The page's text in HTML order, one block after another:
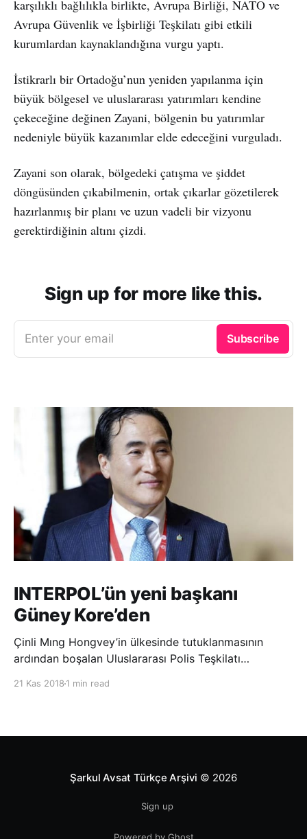
karşılıklı bağlılıkla birlikte, Avrupa Birliği, NATO ve
Avrupa Güvenlik ve İşbirliği Teşkilatı gibi etkili
kurumlardan kaynaklandığına vurgu yaptı.
İstikrarlı bir Ortadoğu’nun yeniden yapılanma için
büyük bölgesel ve uluslararası yatırımları kendine
çekeceğine değinen Zayani, bölgenin bu yatırımlar
nedeniyle büyük kazanımlar elde edeceğini vurguladı.
Zayani son olarak, bölgedeki çatışma ve şiddet
döngüsünden çıkabilmenin, ortak çıkarlar gözetilerek
hazırlanmış bir planı ve uzun vadeli bir vizyonu
gerektirdiğinin altını çizdi.
Sign up for more like this.
Enter your email Subscribe
INTERPOL’ün yeni başkanı
Güney Kore’den
Çinli Mıng Hongvey’in ülkesinde tutuklanmasının
ardından boşalan Uluslararası Polis Teşkilatı
21 Kas 2018 1 min read
Şarkul Avsat Türkçe Arşivi © 2026
Sign up